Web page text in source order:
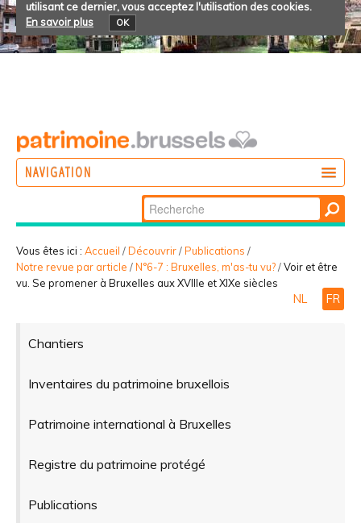
utilisant ce dernier, vous acceptez l'utilisation des cookies.
En savoir plus
OK
NAVIGATION
PARTICIPER
Chercher par
Recherche
avancée…
Vous êtes ici : Accueil /Découvrir/Publications /
Notre revue par article /N°6-7 : Bruxelles, m'as-tu vu?/Voir et être
vu. Se promener à Bruxelles aux XVIIIe et XIXe siècles
NL FR
Chantiers
Inventaires du patrimoine bruxellois
Patrimoine international à Bruxelles
Registre du patrimoine protégé
Publications